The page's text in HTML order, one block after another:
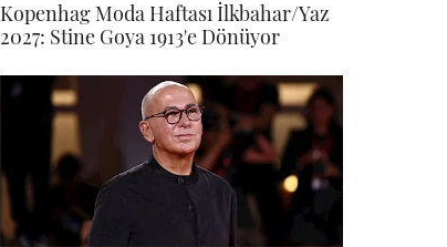
Kopenhag Moda Haftası İlkbahar/Yaz
2027: Stine Goya 1913'e Dönüyor